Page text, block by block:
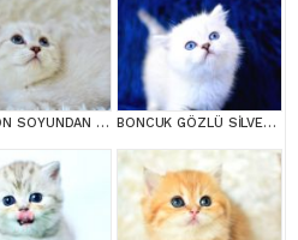
ŞAMPİYON SOYUNDAN LYNX BRİTİSH SHORTHAİR BONCUK GÖZLÜ SİLVER BRİTİSH SHORTHAİR NS1133